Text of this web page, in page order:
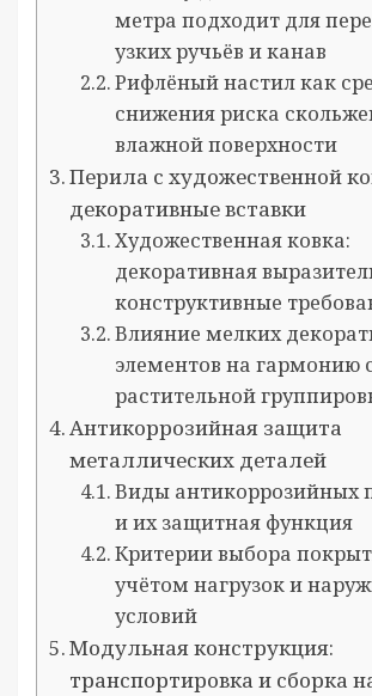
метра подходит для
узких ручьёв и канав
Рифлёный настил как
снижения риска
влажной поверхности
Перила с художественной
декоративные вставки
Художественная ковка:
декоративная
конструктивные
Влияние мелких
элементов на гармонию
растительной
Антикоррозийная защита
металлических деталей
Виды антикоррозийных
и их защитная функция
Критерии выбора
учётом нагрузок и
условий
Модульная конструкция:
транспортировка и сборка